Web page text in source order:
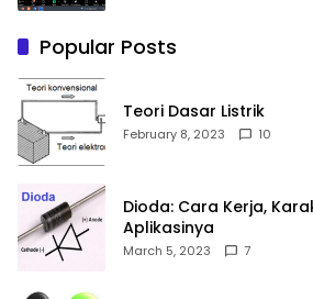
Popular Posts
Teori Dasar Listrik
February 8, 2023 10
Dioda: Cara Kerja,
Aplikasinya
March 5, 2023 7